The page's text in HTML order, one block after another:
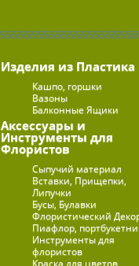
Изделия из Пластика
Кашпо, горшки
Вазоны
Балконные Ящики
Аксессуары и
Инструменты для
Флористов
Сыпучий материал
Вставки, Прищепки,
Липучки
Бусы, Булавки
Флористический
Пиафлор,
Инструменты для
флористов
Краска для цветов